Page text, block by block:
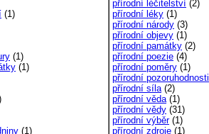
(1)
(1)
(1)
(1)
přírodní léčitelství (2)
přírodní léky (1)
přírodní národy (3)
přírodní objevy (1)
přírodní památky (2)
přírodní poezie (4)
přírodní poměry (1)
přírodní pozoruhodnosti
přírodní síla(2)
přírodní věda(1)
přírodní vědy (31)
přírodní výběr(1)
přírodní zdroje (1)